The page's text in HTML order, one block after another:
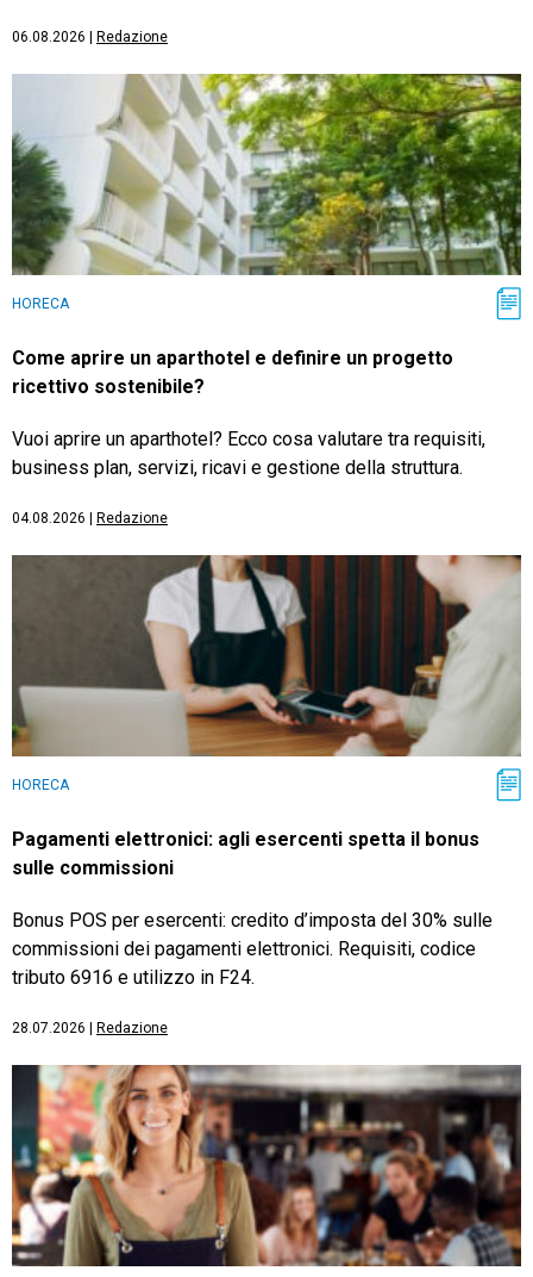
06.08.2026 Redazione
HORECA
Come aprire un aparthotel e definire un progetto
ricettivo sostenibile?
Vuoi aprire un aparthotel? Ecco cosa valutare tra requisiti,
business plan, servizi, ricavi e gestione della struttura.
04.08.2026 Redazione
HORECA
Pagamenti elettronici: agli esercenti spetta il bonus
sulle commissioni
Bonus POS per esercenti: credito d’imposta del 30% sulle
commissioni dei pagamenti elettronici. Requisiti, codice
tributo 6916 e utilizzo in F24.
28.07.2026 Redazione